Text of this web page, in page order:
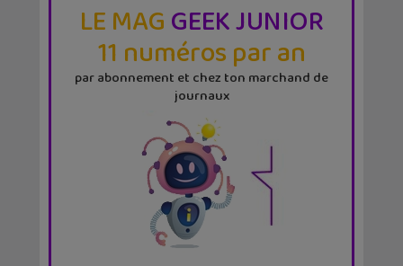
LE MAGGEEK JUNIOR
11 numéros par an
par abonnement et chez ton marchand de
journaux